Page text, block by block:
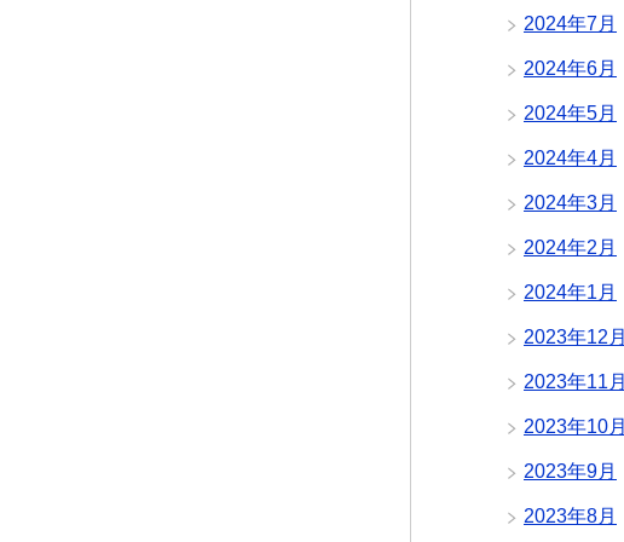
2024年7月
2024年6月
2024年5月
2024年4月
2024年3月
2024年2月
2024年1月
2023年12月
2023年11月
2023年10月
2023年9月
2023年8月